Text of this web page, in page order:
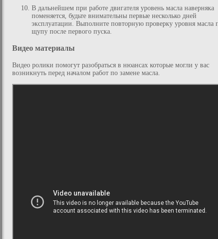
В дальнейшем при работе двигателя уровень масла наверняка
поменяется, будьте внимательны первые несколько дней
эксплуатации. Выполните повторную проверку уровня масла
щупу после первого пуска.
Видео материалы
Видео ролики помогут разобраться в нюансах которые могли у вас
возникнуть перед началом работ по замене масла.